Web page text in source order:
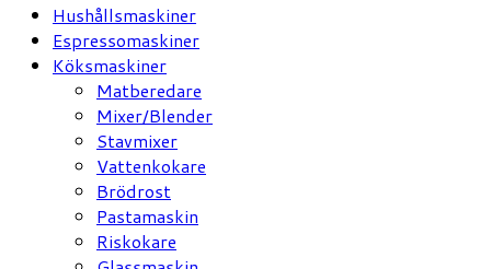
Hushållsmaskiner
Espressomaskiner
Köksmaskiner
Matberedare
Mixer/Blender
Stavmixer
Vattenkokare
Brödrost
Pastamaskin
Riskokare